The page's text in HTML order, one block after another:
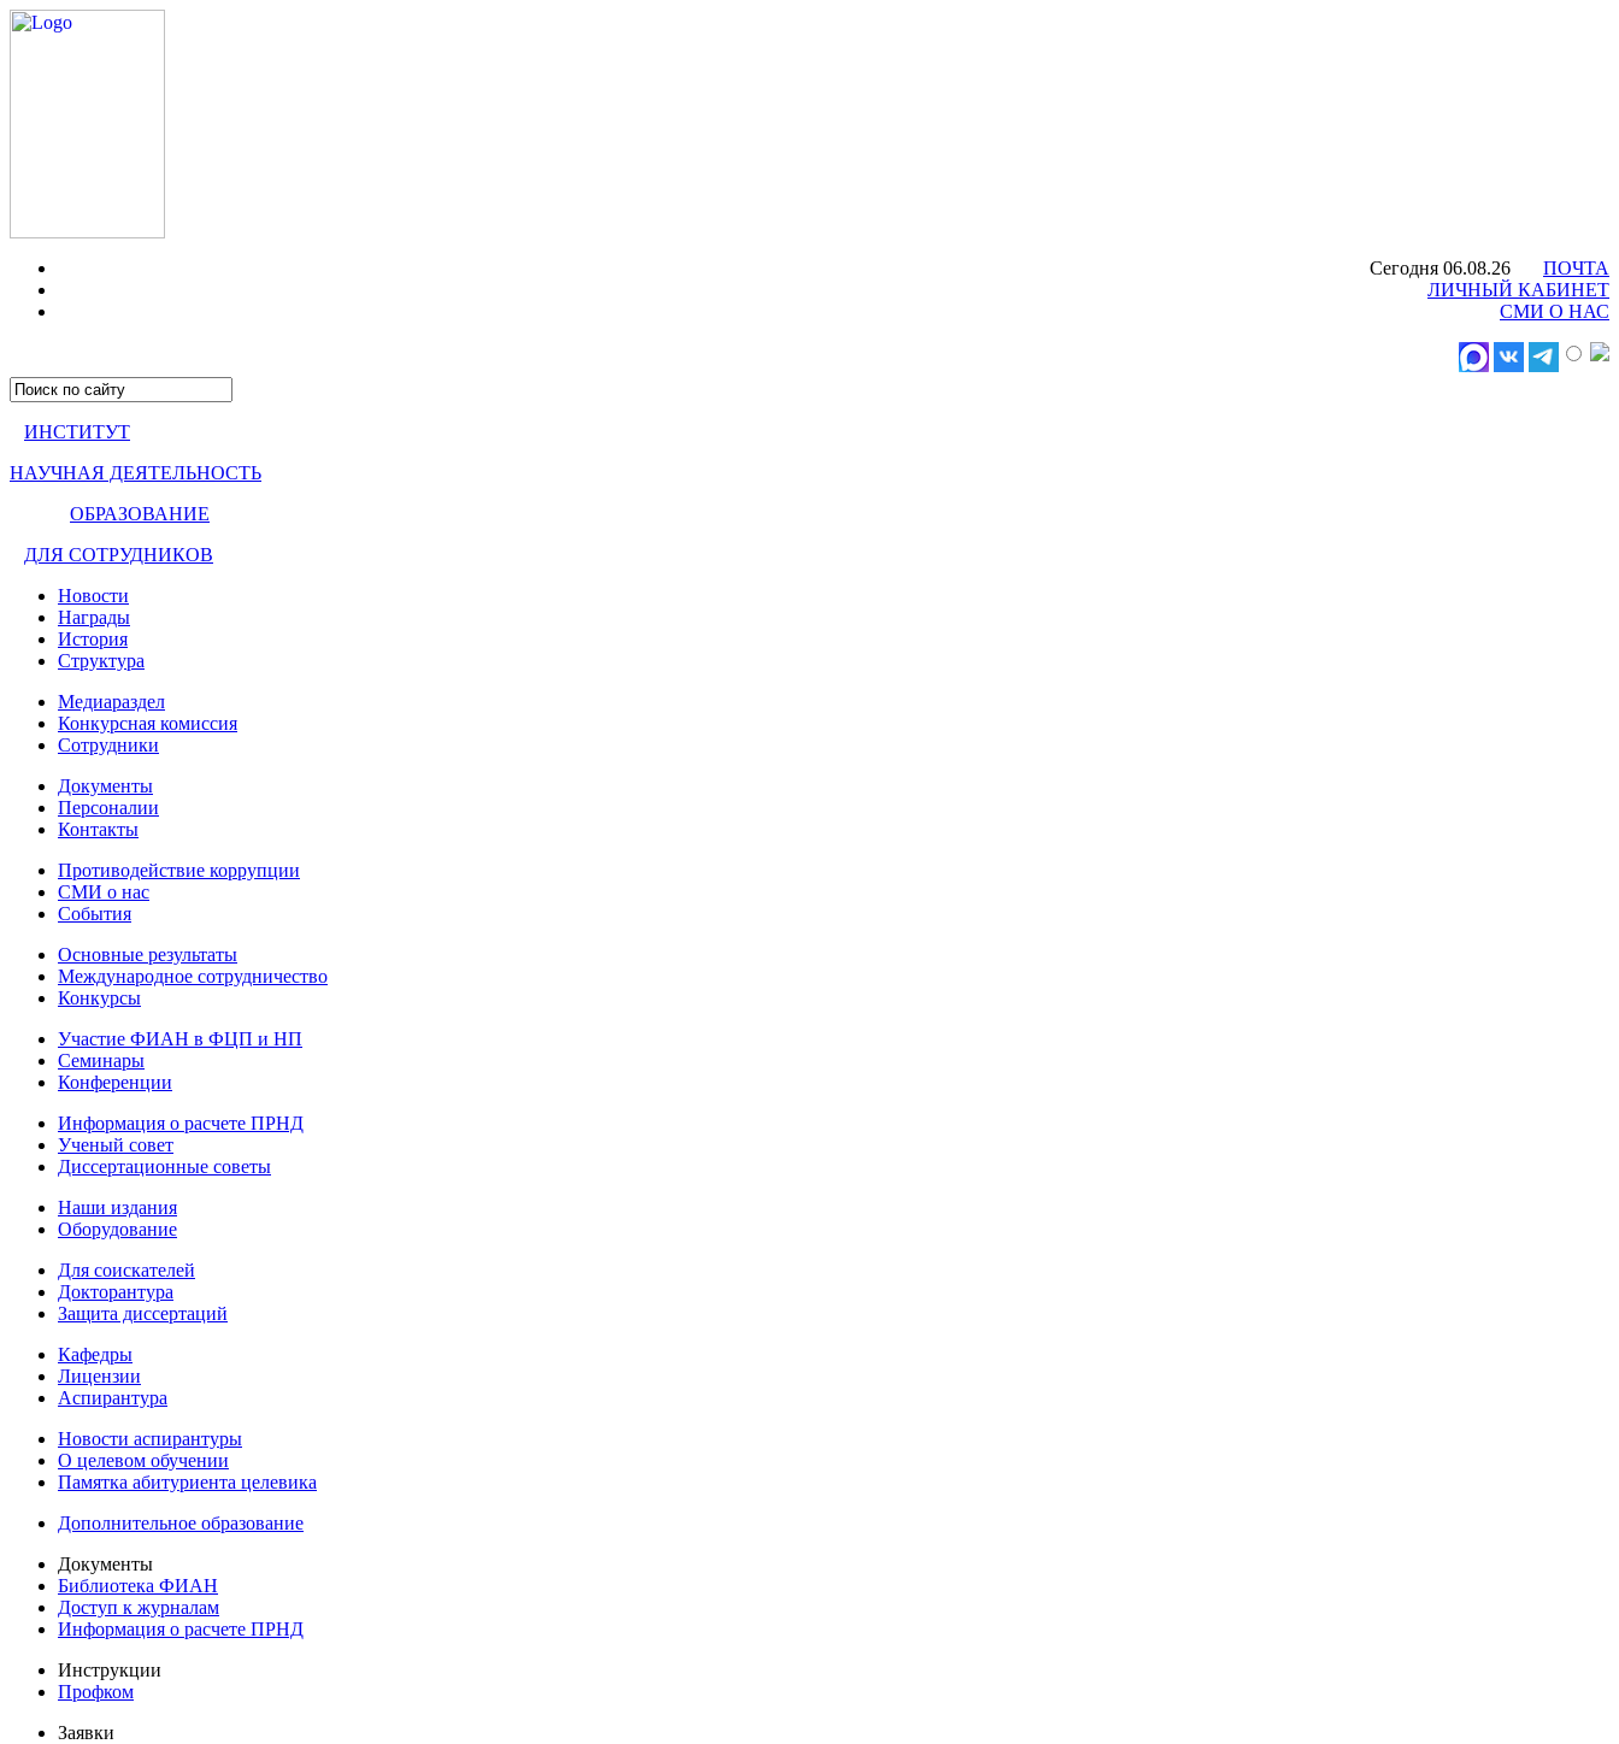
Сегодня 06.08.26
ПОЧТА
ЛИЧНЫЙ КАБИНЕТ
СМИ О НАС
ИНСТИТУТ
НАУЧНАЯ ДЕЯТЕЛЬНОСТЬ
ОБРАЗОВАНИЕ
ДЛЯ СОТРУДНИКОВ
Новости
Награды
История
Структура
Медиараздел
Конкурсная комиссия
Сотрудники
Документы
Персоналии
Контакты
Противодействие коррупции
СМИ о нас
События
Основные результаты
Международное сотрудничество
Конкурсы
Участие ФИАН в ФЦП и НП
Семинары
Конференции
Информация о расчете ПРНД
Ученый совет
Диссертационные советы
Наши издания
Оборудование
Для соискателей
Докторантура
Защита диссертаций
Кафедры
Лицензии
Аспирантура
Новости аспирантуры
О целевом обучении
Памятка абитуриента целевика
Дополнительное образование
Документы
Библиотека ФИАН
Доступ к журналам
Информация о расчете ПРНД
Инструкции
Профком
Заявки